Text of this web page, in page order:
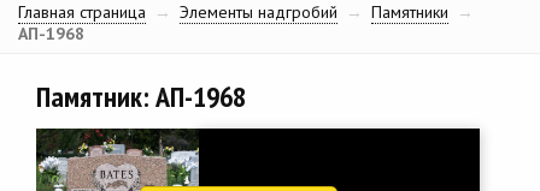
Главная страница → Элементы надгробий → Памятники
→
АП-1968
Памятник: АП-1968